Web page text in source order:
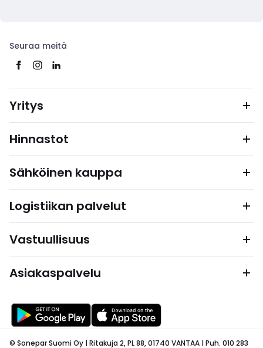
Seuraa meitä
Yritys
Hinnastot
Sähköinen kauppa
Logistiikan palvelut
Vastuullisuus
Asiakaspalvelu
© Sonepar Suomi Oy | Ritakuja 2, PL 88, 01740 VANTAA | Puh. 010 283